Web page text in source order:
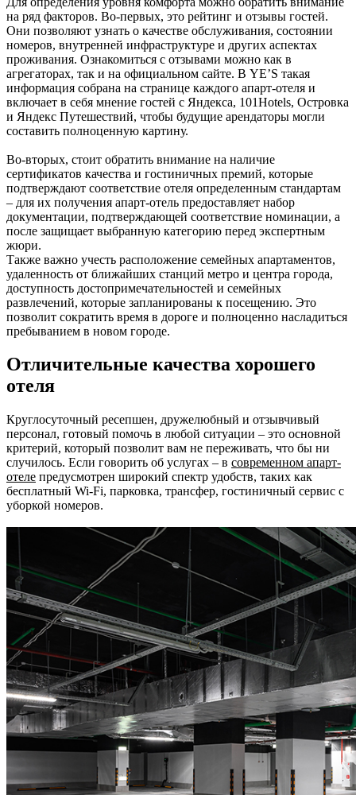
на ряд факторов. Во-первых, это рейтинг и отзывы гостей.
Они позволяют узнать о качестве обслуживания, состоянии
номеров, внутренней инфраструктуре и других аспектах
проживания. Ознакомиться с отзывами можно как в
агрегаторах, так и на официальном сайте. В YE’S такая
информация собрана на странице каждого апарт-отеля и
включает в себя мнение гостей с Яндекса, 101Hotels, Островка
и Яндекс Путешествий, чтобы будущие арендаторы могли
составить полноценную картину.
Во-вторых, стоит обратить внимание на наличие
сертификатов качества и гостиничных премий, которые
подтверждают соответствие отеля определенным стандартам
– для их получения апарт-отель предоставляет набор
документации, подтверждающей соответствие номинации, а
после защищает выбранную категорию перед экспертным
жюри.
Также важно учесть расположение семейных апартаментов,
удаленность от ближайших станций метро и центра города,
доступность достопримечательностей и семейных
развлечений, которые запланированы к посещению. Это
позволит сократить время в дороге и полноценно насладиться
пребыванием в новом городе.
Отличительные качества хорошего
отеля
Круглосуточный ресепшен, дружелюбный и отзывчивый
персонал, готовый помочь в любой ситуации – это основной
критерий, который позволит вам не переживать, что бы ни
случилось. Если говорить об услугах – в современном апарт-
отеле предусмотрен широкий спектр удобств, таких как
бесплатный Wi-Fi, парковка, трансфер, гостиничный сервис с
уборкой номеров.